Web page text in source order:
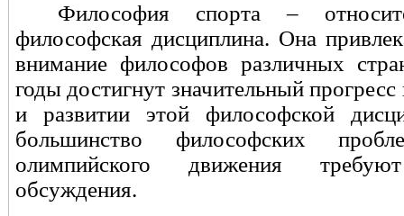
Философия спорта –
философская дисциплина. Она
внимание философов различных
годы достигнут значительный
и развитии этой философской
большинство философских
олимпийского движения
обсуждения.